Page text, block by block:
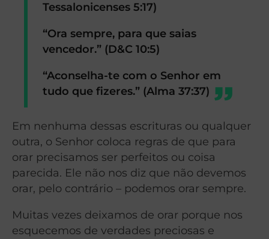
Tessalonicenses 5:17)
“Ora sempre, para que saias
vencedor.” (D&C 10:5)
“Aconselha-te com o Senhor em
tudo que fizeres.” (Alma 37:37)
Em nenhuma dessas escrituras ou qualquer
outra, o Senhor coloca regras de que para
orar precisamos ser perfeitos ou coisa
parecida. Ele não nos diz que não devemos
orar, pelo contrário – podemos orar sempre.
Muitas vezes deixamos de orar porque nos
esquecemos de verdades preciosas e